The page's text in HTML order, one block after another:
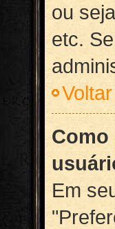
ou
etc.
Em